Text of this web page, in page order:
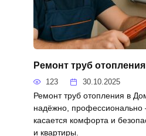
Ремонт труб
123 30.10.2025
Ремонт труб отопления в
надёжно, профессионально
касается комфорта и
и квартиры.